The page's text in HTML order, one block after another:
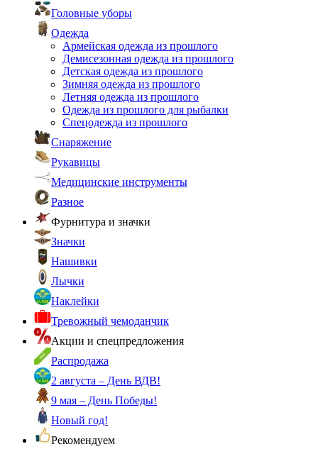
Головные уборы
Одежда
Армейская одежда из прошлого
Демисезонная одежда из прошлого
Детская одежда из прошлого
Зимняя одежда из прошлого
Летняя одежда из прошлого
Одежда из прошлого для рыбалки
Спецодежда из прошлого
Снаряжение
Рукавицы
Медицинские инструменты
Разное
Фурнитура и значки
Значки
Нашивки
Лычки
Наклейки
Тревожный чемоданчик
Акции и спецпредложения
Распродажа
2 августа – День ВДВ!
9 мая – День Победы!
Новый год!
Рекомендуем